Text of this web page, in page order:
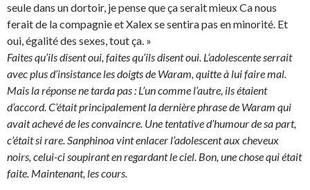
seule dans un dortoir, je pense que ça serait mieux Ca nous
ferait de la compagnie et Xalex se sentira pas en minorité. Et
oui, égalité des sexes, tout ça. »
Faites qu’ils disent oui, faites qu’ils disent oui. L’adolescente serrait
avec plus d’insistance les doigts de Waram, quitte à lui faire mal.
Mais la réponse ne tarda pas : L’un comme l’autre, ils étaient
d’accord. C’était principalement la dernière phrase de Waram qui
avait achevé de les convaincre. Une tentative d’humour de sa part,
c’était si rare. Sanphinoa vint enlacer l’adolescent aux cheveux
noirs, celui-ci soupirant en regardant le ciel. Bon, une chose qui était
faite. Maintenant, les cours.